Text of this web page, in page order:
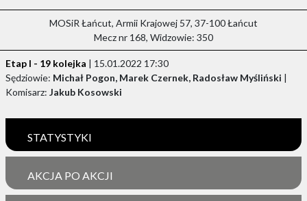
MOSiR Łańcut, Armii Krajowej 57, 37-100 Łańcut
Mecz nr 168, Widzowie: 350
Etap I - 19 kolejka | 15.01.2022 17:30
Sędziowie: Michał Pogon, Marek Czernek, Radosław Myśliński |
Komisarz: Jakub Kosowski
STATYSTYKI
AKCJA PO AKCJI